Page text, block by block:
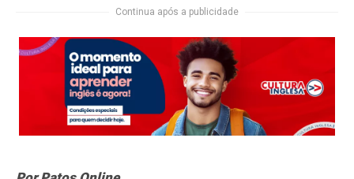
Continua após a publicidade